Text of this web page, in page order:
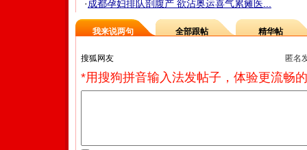
·成都孕妇排队剖腹产 欲沾奥运喜气累瘫医...
我来说两句 全部跟帖 精华帖
匿名
*用搜狗拼音输入法发帖子，体验更流畅